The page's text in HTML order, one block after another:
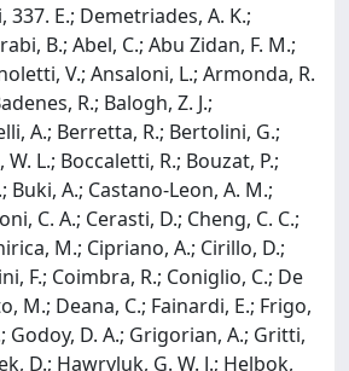
337. E.; Demetriades, A. K.;
B.; Abel, C.; Abu Zidan, F. M.;
V.; Ansaloni, L.; Armonda, R.
R.; Balogh, Z. J.;
A.; Berretta, R.; Bertolini, G.;
L.; Boccaletti, R.; Bouzat, P.;
Buki, A.; Castano-Leon, A. M.;
C. A.; Cerasti, D.; Cheng, C. C.;
M.; Cipriano, A.; Cirillo, D.;
F.; Coimbra, R.; Coniglio, C.; De
M.; Deana, C.; Fainardi, E.; Frigo,
Godoy, D. A.; Grigorian, A.; Gritti,
D.; Hawryluk, G. W. J.; Helbok,